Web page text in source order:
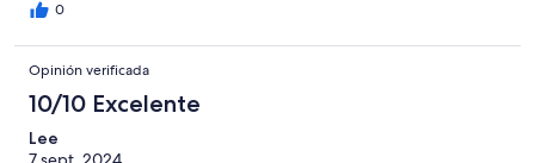
to everything, a great shopping centre and beach — though a
so they’re nearby if you need anything. Highly recommend —
you won’t be disappointed!
0
Opinión verificada
10/10 Excelente
Lee